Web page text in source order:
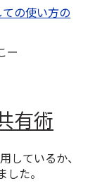
の使い方の
ー
有術
ているか、
た。